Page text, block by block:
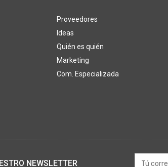
Proveedores
Ideas
Quién es quién
Marketing
Com. Especializada
NEWSLETTER